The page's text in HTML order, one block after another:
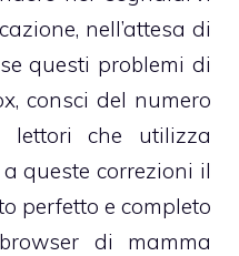
nell’attesa di
questi problemi di
consci del numero
lettori che utilizza
queste correzioni il
perfetto e completo
di mamma